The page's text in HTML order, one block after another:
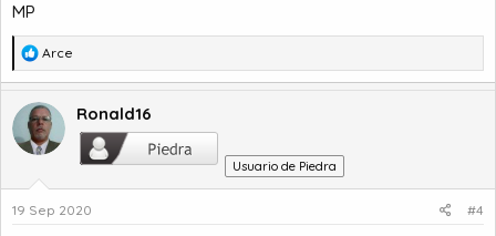
MP
R
e
c
c
i
n
e
Arce
Ronald16
Usuario de Piedra
19 Sep 2020 #4